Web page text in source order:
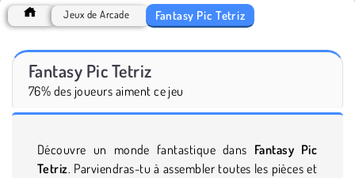
Jeux de Arcade Fantasy Pic Tetriz
Fantasy Pic Tetriz
76% des joueurs aiment ce jeu
Découvre un monde fantastique dans Fantasy Pic
Tetriz. Parviendras-tu à assembler toutes les pièces et